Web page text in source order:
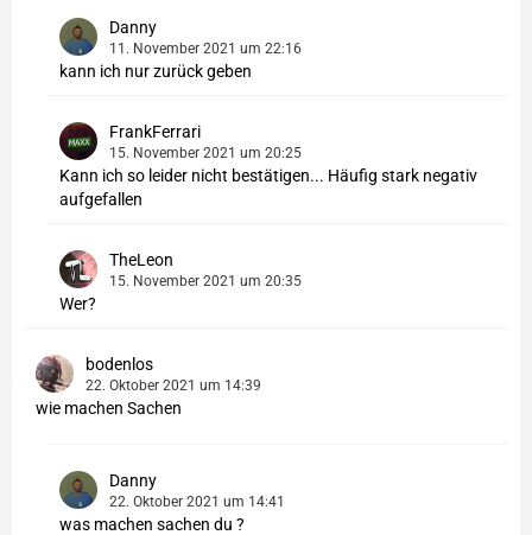
Danny
11. November 2021 um 22:16
kann ich nur zurück geben
FrankFerrari
15. November 2021 um 20:25
Kann ich so leider nicht bestätigen... Häufig stark negativ
aufgefallen
TheLeon
15. November 2021 um 20:35
Wer?
bodenlos
22. Oktober 2021 um 14:39
wie machen Sachen
Danny
22. Oktober 2021 um 14:41
was machen sachen du ?